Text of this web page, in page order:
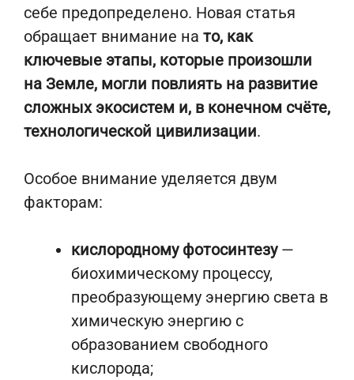
себе предопределено. Новая статья
обращает внимание на то, как
ключевые этапы, которые произошли
на Земле, могли повлиять на развитие
сложных экосистем и, в конечном счёте,
технологической цивилизации.
Особое внимание уделяется двум
факторам:
кислородному фотосинтезу—
биохимическому процессу,
преобразующему энергию света в
химическую энергию с
образованием свободного
кислорода;